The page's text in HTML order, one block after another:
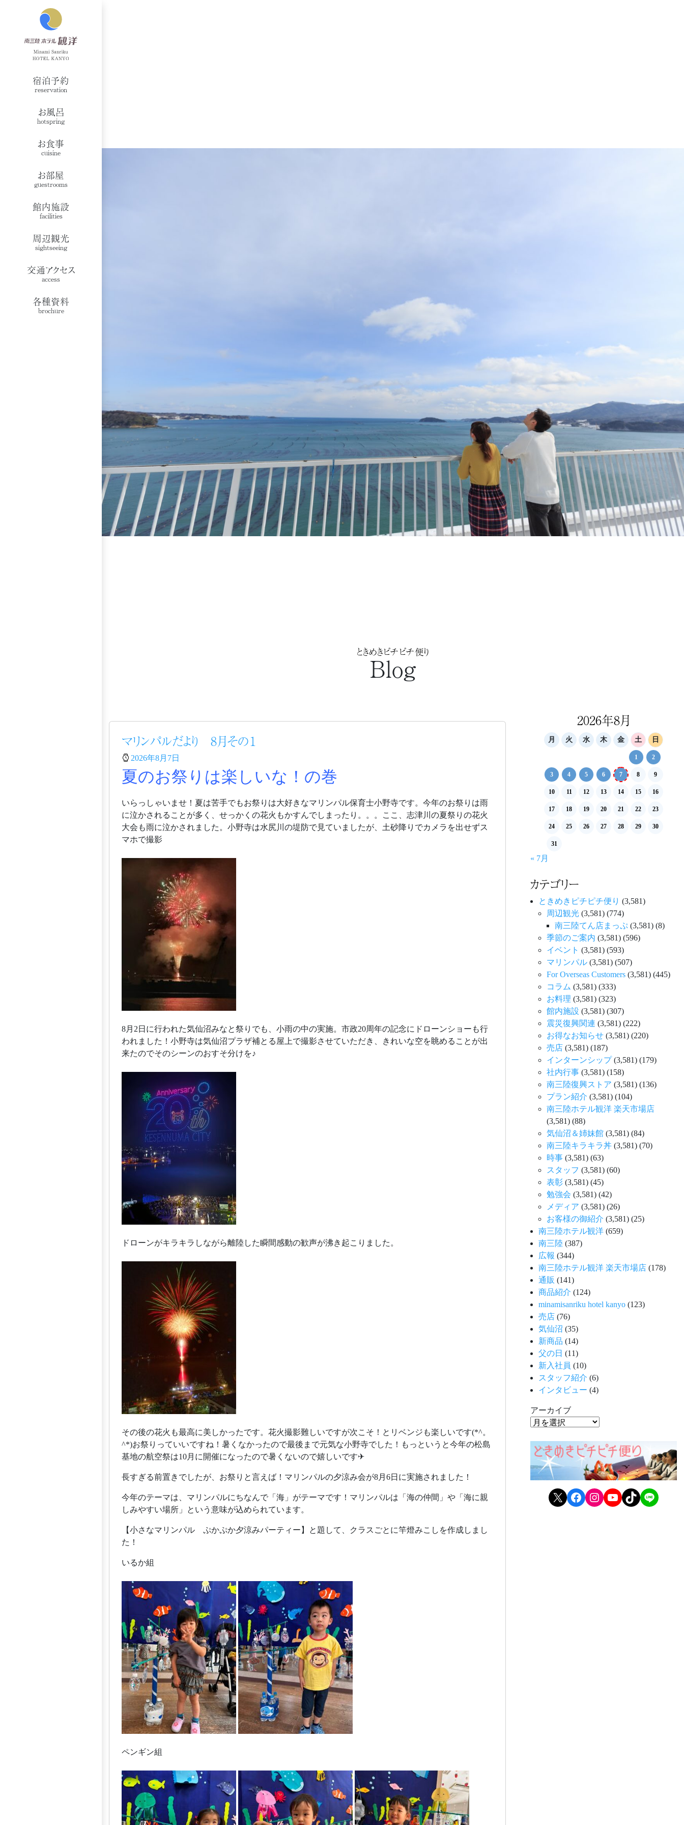
宿泊予約
reservation
お風呂
hotspring
お食事
cuisine
お部屋
guestrooms
館内施設
facilities
周辺観光
sightseeing
交通アクセス
access
各種資料
brochure
ときめきピチピチ便り
Blog
マリンパルだより 8月その１
2026年8月7日
夏のお祭りは楽しいな！の巻
いらっしゃいませ！夏は苦手でもお祭りは大好きなマリンパル保育士小野寺です。今年のお祭りは雨
に泣かされることが多く、せっかくの花火もかすんでしまったり。。。ここ、志津川の夏祭りの花火
大会も雨に泣かされました。小野寺は水尻川の堤防で見ていましたが、土砂降りでカメラを出せずス
マホで撮影
8月2日に行われた気仙沼みなと祭りでも、小雨の中の実施。市政20周年の記念にドローンショーも行
われました！小野寺は気仙沼プラザ補とる屋上で撮影させていただき、きれいな空を眺めることが出
来たのでそのシーンのおすそ分けを♪
ドローンがキラキラしながら離陸した瞬間感動の歓声が沸き起こりました。
その後の花火も最高に美しかったです。花火撮影難しいですが次こそ！とリベンジも楽しいです(*^。
^*)お祭りっていいですね！暑くなかったので最後まで元気な小野寺でした！もっというと今年の松島
基地の航空祭は10月に開催になったので暑くないので嬉しいです✈
長すぎる前置きでしたが、お祭りと言えば！マリンパルの夕涼み会が8月6日に実施されました！
今年のテーマは、マリンパルにちなんで「海」がテーマです！マリンパルは「海の仲間」や「海に親
しみやすい場所」という意味が込められています。
【小さなマリンパル ぷかぷか夕涼みパーティー】と題して、クラスごとに竿燈みこしを作成しまし
た！
いるか組
ペンギン組
2026年8月
月 火 水 木 金 土 日
1 2
3 4 5 6 7 8 9
10 11 12 13 14 15 16
17 18 19 20 21 22 23
24 25 26 27 28 29 30
31
« 7月
カテゴリー
ときめきピチピチ便り (3,581)
周辺観光 (3,581) (774)
南三陸てん店まっぷ (3,581) (8)
季節のご案内 (3,581) (596)
イベント (3,581) (593)
マリンパル (3,581) (507)
For Overseas Customers (3,581) (445)
コラム (3,581) (333)
お料理 (3,581) (323)
館内施設 (3,581) (307)
震災復興関連 (3,581) (222)
お得なお知らせ (3,581) (220)
売店 (3,581) (187)
インターンシップ(3,581) (179)
社内行事 (3,581) (158)
南三陸復興ストア (3,581) (136)
プラン紹介 (3,581) (104)
南三陸ホテル観洋 楽天市場店
(3,581) (88)
気仙沼＆姉妹館 (3,581) (84)
南三陸キラキラ丼 (3,581) (70)
時事 (3,581) (63)
スタッフ (3,581) (60)
表彰 (3,581) (45)
勉強会 (3,581) (42)
メディア (3,581) (26)
お客様の御紹介 (3,581) (25)
南三陸ホテル観洋 (659)
南三陸 (387)
広報 (344)
南三陸ホテル観洋 楽天市場店 (178)
通販 (141)
商品紹介 (124)
minamisanriku hotel kanyo (123)
売店 (76)
気仙沼 (35)
新商品 (14)
父の日 (11)
新入社員 (10)
スタッフ紹介 (6)
インタビュー (4)
アーカイブ
X Facebook Instagram YouTube TikTok LINE